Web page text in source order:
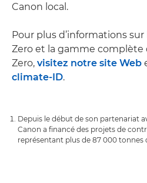
Canon local.
Pour plus d’informations sur
Zero et la gamme complète
Zero, visitez notre site Web
climate-ID.
Depuis le début de son partenariat
Canon a financé des projets de
représentant plus de 87 000 tonnes